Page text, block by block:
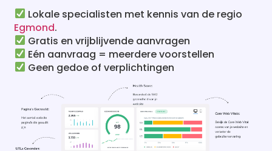
Lokale specialisten met kennis van de regio
Egmond.
Gratis en vrijblijvende aanvragen
Eén aanvraag = meerdere voorstellen
Geen gedoe of verplichtingen